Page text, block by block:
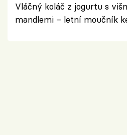
Vláčný koláč z jogurtu s
mandlemi – letní moučník